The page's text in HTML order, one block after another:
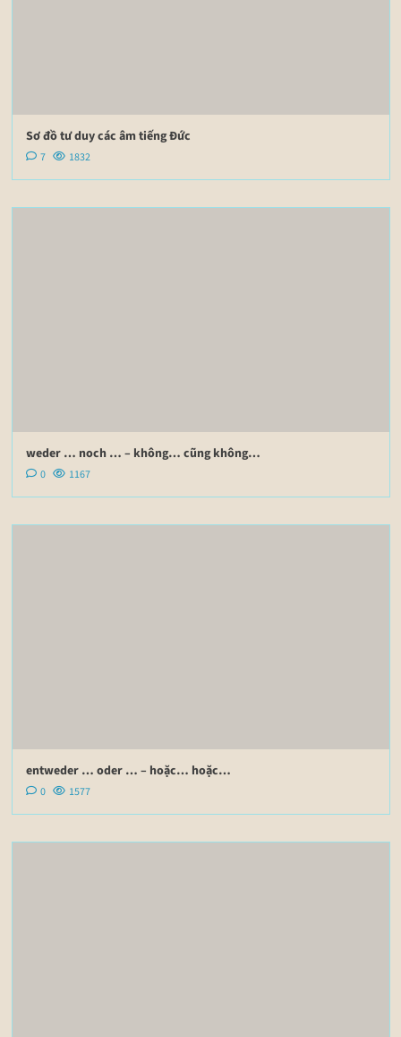
Sơ đồ tư duy các âm tiếng Đức
7 1832
weder … noch … – không… cũng không…
0 1167
entweder … oder … – hoặc… hoặc…
0 1577